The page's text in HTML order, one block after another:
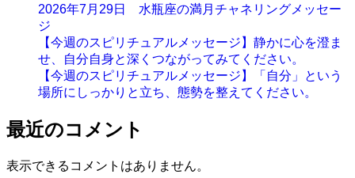
2026年7月29日 水瓶座の満月チャネリングメッセー
ジ
【今週のスピリチュアルメッセージ】静かに心を澄ま
せ、自分自身と深くつながってみてください。
【今週のスピリチュアルメッセージ】「自分」という
場所にしっかりと立ち、態勢を整えてください。
最近のコメント
表示できるコメントはありません。